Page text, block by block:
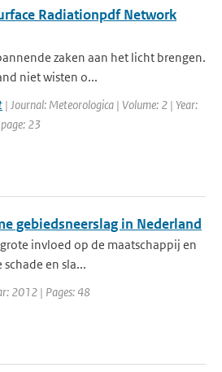
Radiationpdf Network
zaken aan het licht brengen.
niet wisten o...
| Journal: Meteorologica | Volume: 2 | Year:
23
gebiedsneerslag in Nederland
invloed op de maatschappij en
en sla...
2012 | Pages: 48